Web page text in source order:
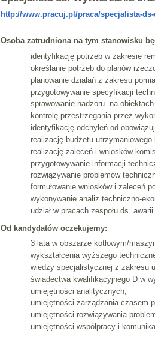
http://www.pracuj.pl/praca/specjalista-
Osoba zatrudniona na tym stanowisku
identyfikację potrzeb w zakresie
określanie potrzeb do planów
planowanie działań z zakresu
przygotowywanie specyfikacji
sprawowanie nadzoru na
kontrolę przestrzegania przez
identyfikację odchyleń od
realizację budżetu
realizację zaleceń i wniosków
przygotowywanie informacji
rozwiązywanie problemów
formułowanie wniosków i zaleceń
wykonywanie analiz techniczno-
udział w pracach zespołu ds. awarii.
Od kandydatów oczekujemy:
3 lata w obszarze kotłowym/
wykształcenia wyższego
wiedzy specjalistycznej z zakresu
świadectwa kwalifikacyjnego D w
umiejętności analitycznych,
umiejętności zarządzania czasem
umiejętności rozwiązywania
umiejętności współpracy i